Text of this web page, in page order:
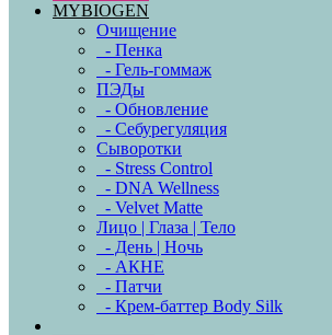
MYBIOGEN
Очищение
- Пенка
- Гель-гоммаж
ПЭДы
- Обновление
- Себурегуляция
Сыворотки
- Stress Control
- DNA Wellness
- Velvet Matte
Лицо | Глаза | Тело
- День | Ночь
- АКНЕ
- Патчи
- Крем-баттер Body Silk